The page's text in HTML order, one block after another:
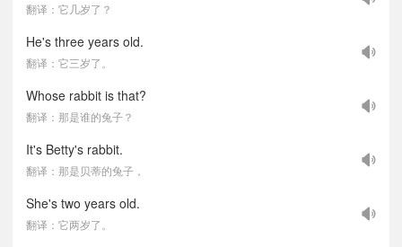
翻译：它几岁了？
He's three years old.
翻译：它三岁了。
Whose rabbit is that?
翻译：那是谁的兔子？
It's Betty's rabbit.
翻译：那是贝蒂的兔子，
She's two years old.
翻译：它两岁了。